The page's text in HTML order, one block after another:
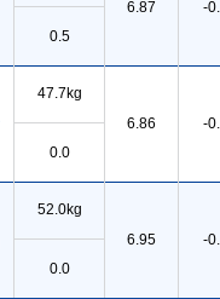
6.87
-
0.5
47.7kg
6.86
-
0.0
52.0kg
6.95
-
0.0